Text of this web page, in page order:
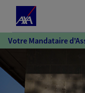
Votre Mandataire